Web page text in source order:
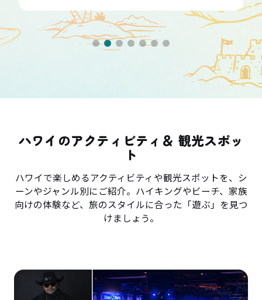
ハワイのアクティビティ＆ 観光スポッ
ト
ハワイで楽しめるアクティビティや観光スポットを、シ
ーンやジャンル別にご紹介。ハイキングやビーチ、家族
向けの体験など、旅のスタイルに合った「遊ぶ」を見つ
けましょう。